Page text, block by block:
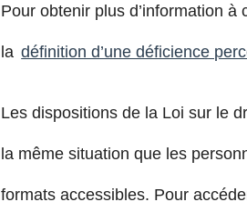
Pour obtenir plus d’information
la définition d’une déficience
Les dispositions de la Loi sur le
la même situation que les
formats accessibles. Pour